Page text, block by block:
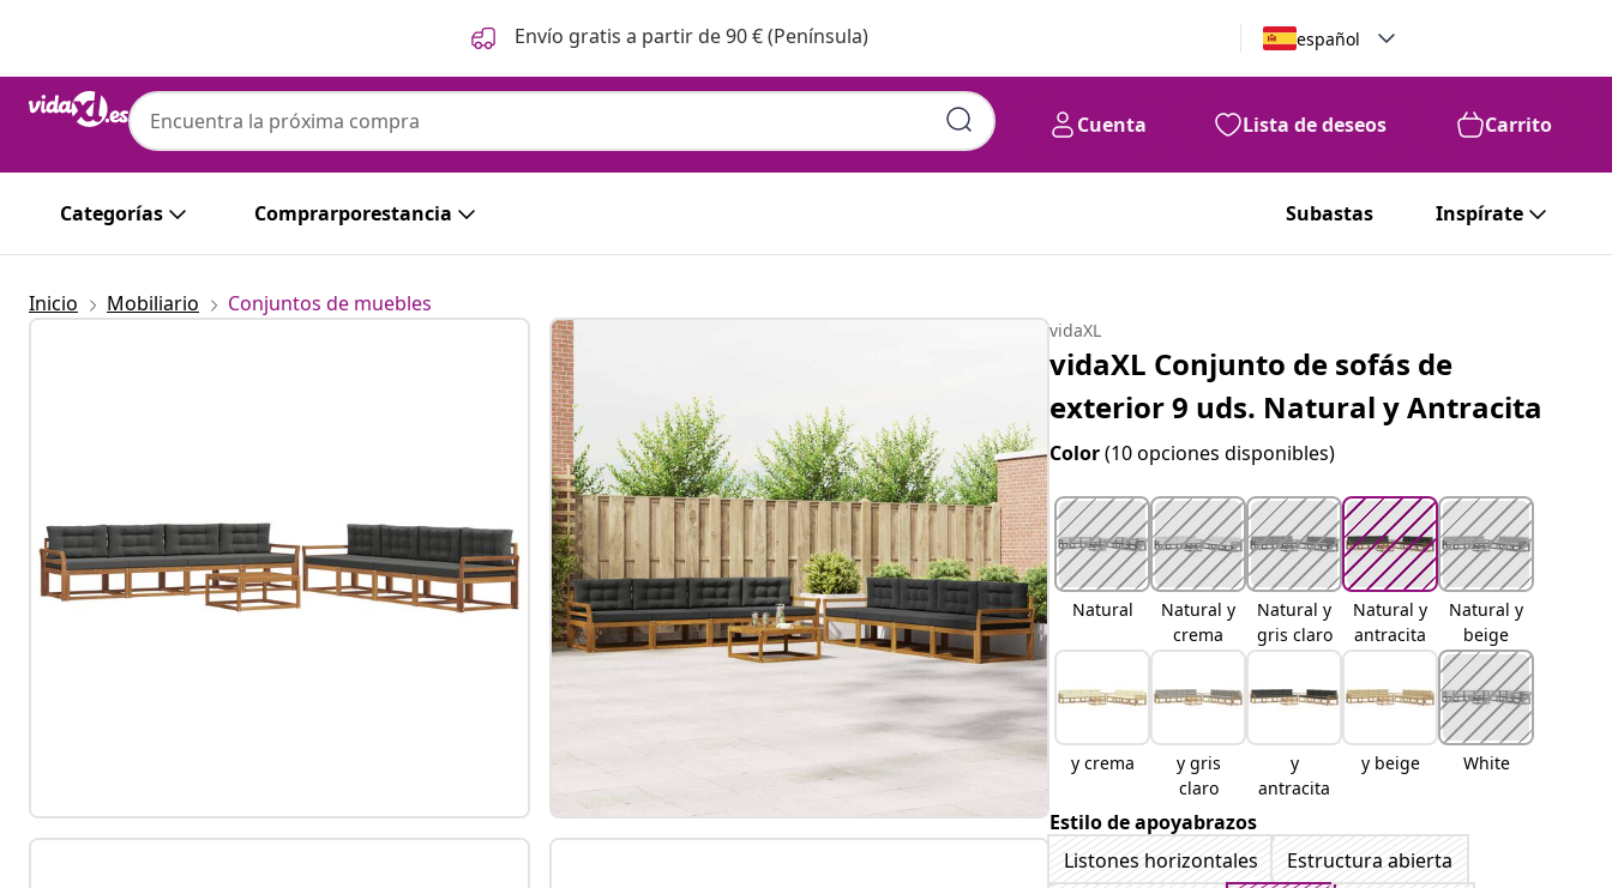
Envío gratis a partir de 90 € (Península) español
Cuenta Lista de deseos Carrito
Categorías Comprarporestancia Subastas Inspírate
vidaXL
vidaXL Conjunto de sofás de exterior 9 uds. Natural y Antracita
99 €
Inicio Mobiliario Conjuntos de muebles
vidaXL
vidaXL Conjunto de sofás de
exterior 9 uds. Natural y Antracita
Color(10 opciones disponibles)
Natural
Natural y
crema
Natural y
gris claro
Natural y
antracita
Natural y
beige
y crema
y gris
claro
y
antracita
y beige White
Estilo de apoyabrazos
Listones horizontales
Estructura abierta